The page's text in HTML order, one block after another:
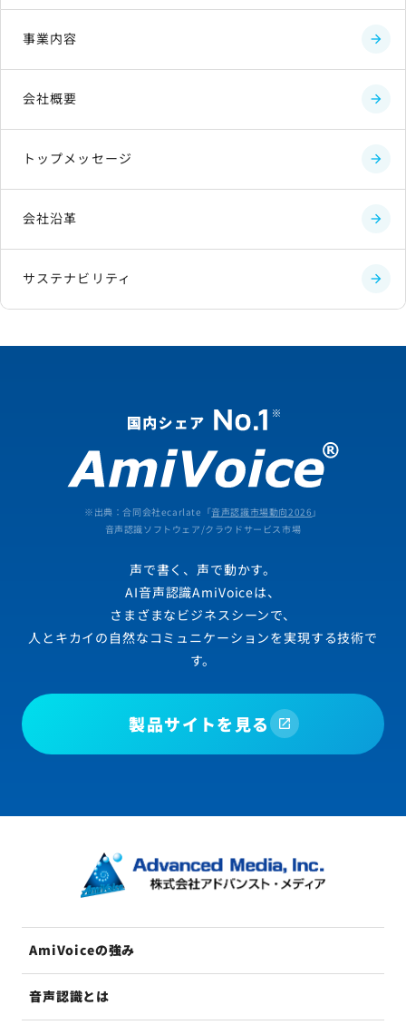
事業内容
会社概要
トップメッセージ
会社沿革
サステナビリティ
※出典：合同会社ecarlate「音声認識市場動向2026 」
音声認識ソフトウェア/クラウドサービス市場
声で書く、声で動かす。
AI音声認識AmiVoiceは、
さまざまなビジネスシーンで、
人とキカイの自然なコミュニケーションを実現する技術で
す。
製品サイトを見る
AmiVoiceの強み
音声認識とは